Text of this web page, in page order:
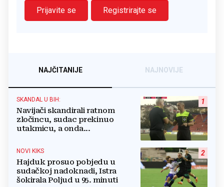
Prijavite se
Registrirajte se
NAJČITANIJE NAJNOVIJE
1
SKANDAL U BIH:
Navijači skandirali ratnom
zločincu, sudac prekinuo
utakmicu, a onda...
2
NOVI KIKS
Hajduk prosuo pobjedu u
sudačkoj nadoknadi, Istra
šokirala Poljud u 95. minuti